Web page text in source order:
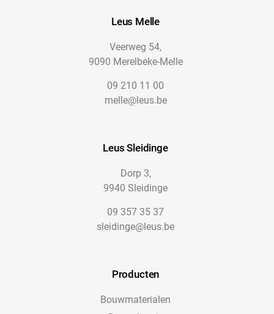
Leus Melle
Veerweg 54,
9090 Merelbeke-Melle
09 210 11 00
melle@leus.be
Leus Sleidinge
Dorp 3,
9940 Sleidinge
09 357 35 37
sleidinge@leus.be
Producten
Bouwmaterialen